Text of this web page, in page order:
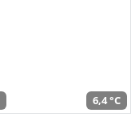
6,4 °C